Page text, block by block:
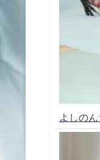
よしの